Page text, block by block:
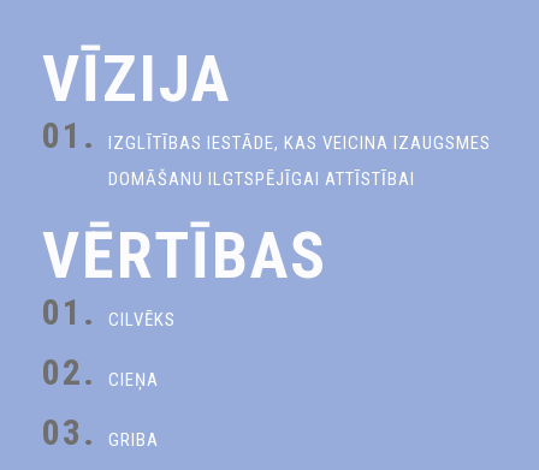
VĪZIJA
01.
IZGLĪTĪBAS IESTĀDE, KAS VEICINA IZAUGSMES
DOMĀŠANU ILGTSPĒJĪGAI ATTĪSTĪBAI
VĒRTĪBAS
01. CILVĒKS
02. CIEŅA
03. GRIBA